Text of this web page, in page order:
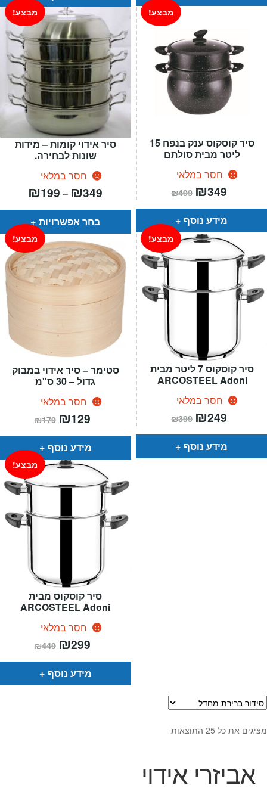
סיר אידוי קומות – מידות
שונות לבחירה.
חסר במלאי
מבצע!
₪199 – ₪349
⁦₪199⁩
בחר אפשרויות
סיר קוסקוס ענק בנפח 15
ליטר מבית סולתם
חסר במלאי
מבצע!
₪499 המחיר
המקורי
היה:
₪499.
₪349
הוא:
מידע נוסף
סטימר – סיר אידוי במבוק
גדול – 30 ס"מ
חסר במלאי
מבצע!
₪179 המחיר
המקורי
היה:
₪179.
₪129
הוא:
מידע נוסף
סיר קוסקוס 7 ליטר מבית
ARCOSTEEL Adoni
חסר במלאי
מבצע!
₪399 המחיר
המקורי
היה:
₪399.
₪249
הוא:
מידע נוסף
סיר קוסקוס מבית
ARCOSTEEL Adoni
חסר במלאי
מבצע!
₪449 המחיר
המקורי
היה:
₪449.
₪299
הוא:
מידע נוסף
מציגים את כל ⁦25⁩ התוצאות
אביזרי אידוי